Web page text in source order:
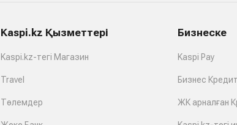
Kaspi.kz Қызметтері
Kaspi.kz-тегі Магазин
Travel
Төлемдер
Бизнеске
Kaspi Pay
Бизнес Кредит
ЖК арналған